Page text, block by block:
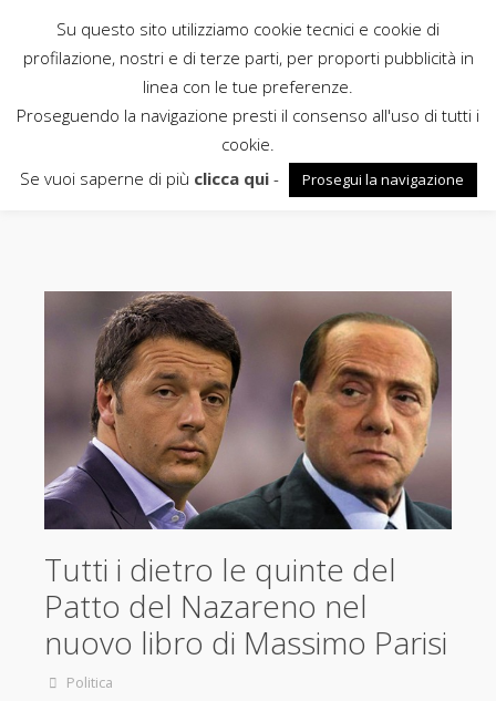
Rubbettino
patto del nazareno
Tutti i dietro le quinte del
Patto del Nazareno nel
nuovo libro di Massimo Parisi
Politica
Su questo sito utilizziamo cookie tecnici e cookie di
profilazione, nostri e di terze parti, per proporti pubblicità in
linea con le tue preferenze.
Proseguendo la navigazione presti il consenso all'uso di tutti i
cookie.
Se vuoi saperne di più clicca qui- Prosegui la navigazione